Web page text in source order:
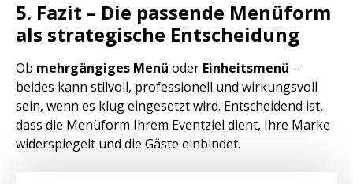
5. Fazit – Die passende Menüform
als strategische Entscheidung
Ob mehrgängiges Menü oder Einheitsmenü –
beides kann stilvoll, professionell und wirkungsvoll
sein, wenn es klug eingesetzt wird. Entscheidend ist,
dass die Menüform Ihrem Eventziel dient, Ihre Marke
widerspiegelt und die Gäste einbindet.